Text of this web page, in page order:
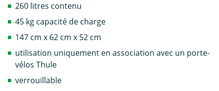
260 litres contenu
45 kg capacité de charge
147 cm x 62 cm x 52 cm
utilisation uniquement en association avec un porte-
vélos Thule
verrouillable